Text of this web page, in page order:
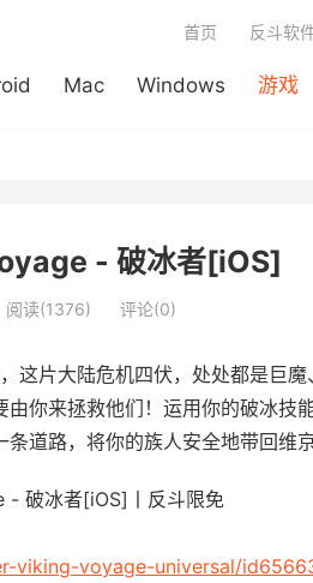
Mac Windows 游戏
首页 反斗软
- 破冰者[iOS]
阅读(1376) 评论(0)
这片大陆危机四伏，处处都是巨魔
你来拯救他们！运用你的破冰技
道路，将你的族人安全地带回维京
viking-voyage-universal/